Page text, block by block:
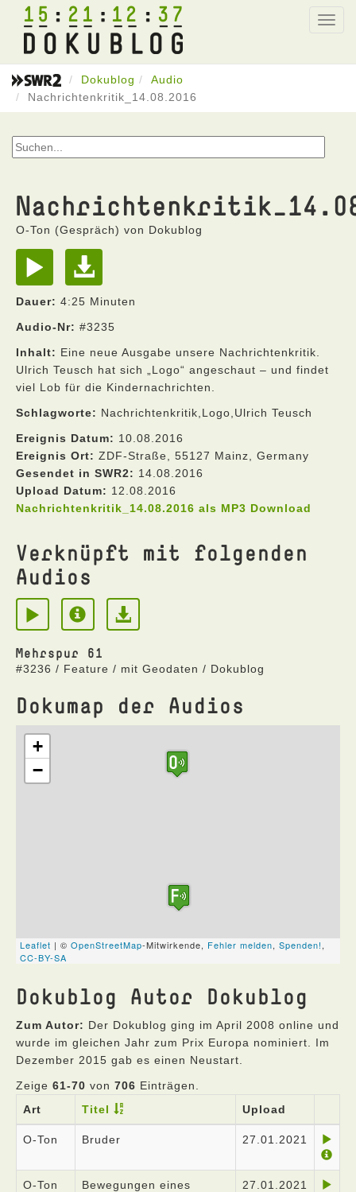
15 21 12 37
Dokublog
Audio
Nachrichtenkritik_14.08.2016
O-Ton (Gespräch) von Dokublog
Dauer: 4:25 Minuten
Audio-Nr: #3235
Inhalt: Eine neue Ausgabe unsere Nachrichtenkritik.
Ulrich Teusch hat sich „Logo“ angeschaut – und findet
viel Lob für die Kindernachrichten.
Schlagworte: Nachrichtenkritik,Logo,Ulrich Teusch
Ereignis Datum: 10.08.2016
Ereignis Ort: ZDF-Straße, 55127 Mainz, Germany
Gesendet in SWR2: 14.08.2016
Upload Datum: 12.08.2016
Nachrichtenkritik_14.08.2016 als MP3 Download
Verknüpft mit folgenden
Audios
Mehrspur 61
#3236 / Feature / mit Geodaten / Dokublog
Dokumap der Audios
Dokublog Autor Dokublog
Zum Autor: Der Dokublog ging im April 2008 online und
wurde im gleichen Jahr zum Prix Europa nominiert. Im
Dezember 2015 gab es einen Neustart.
Zeige 61-70 von 706 Einträgen.
Art
Titel Upload
O-Ton Bruder 27.01.2021
O-Ton
Bewegungen eines
27.01.2021